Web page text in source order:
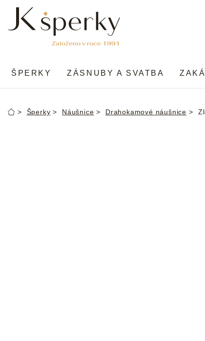
obsah
ŠPERKY ZÁSNUBY A SVATBA
DomůŠperky Náušnice Drahokamové náušnice